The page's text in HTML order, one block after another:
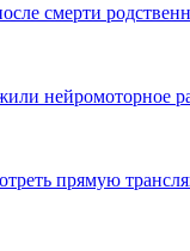
смерти
нейромоторное
прямую